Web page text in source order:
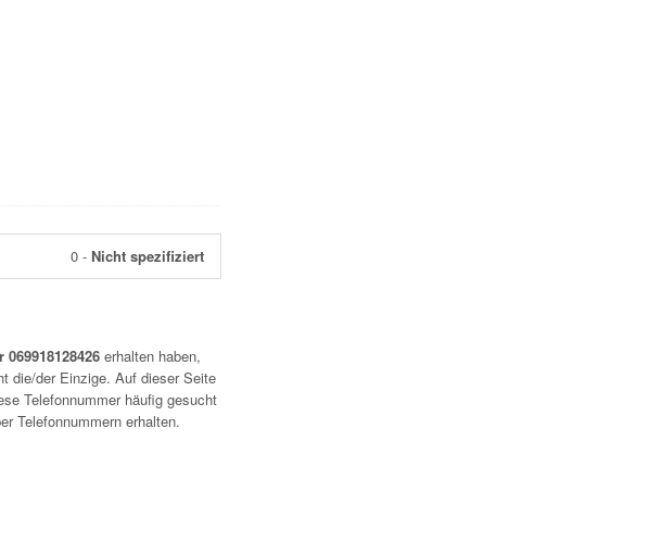
0- Nicht spezifiziert
erhalten haben,
die/der Einzige. Auf dieser Seite
Telefonnummer häufig gesucht
Telefonnummern erhalten.